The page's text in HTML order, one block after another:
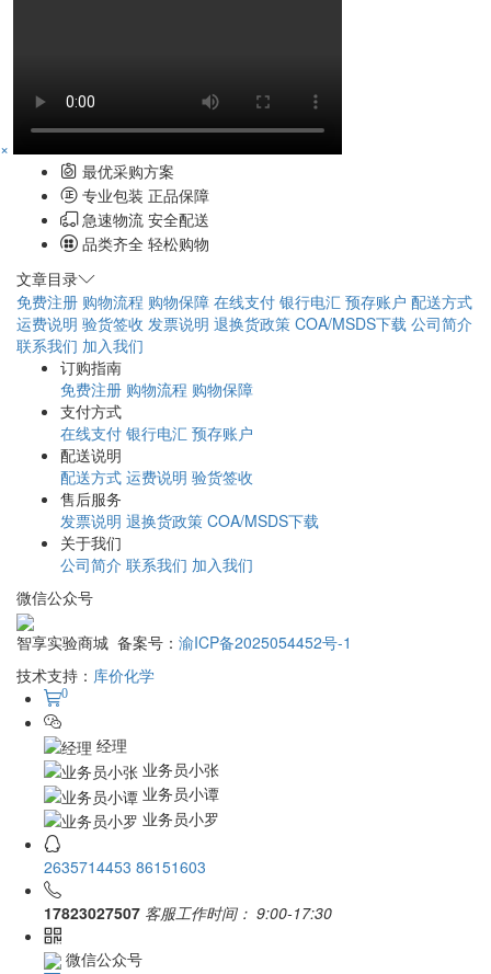
×
最优采购方案
专业包装 正品保障
急速物流 安全配送
品类齐全 轻松购物
文章目录
免费注册 购物流程 购物保障 在线支付 银行电汇 预存账户 配送方式
运费说明 验货签收 发票说明 退换货政策 COA/MSDS下载 公司简介
联系我们 加入我们
订购指南
免费注册 购物流程 购物保障
支付方式
在线支付 银行电汇 预存账户
配送说明
配送方式 运费说明 验货签收
售后服务
发票说明 退换货政策 COA/MSDS下载
关于我们
公司简介 联系我们 加入我们
微信公众号
智享实验商城 备案号： 渝ICP备2025054452号-1
技术支持： 库价化学
0
经理
业务员小张
业务员小谭
业务员小罗
2635714453 86151603
17823027507 客服工作时间： 9:00-17:30
微信公众号